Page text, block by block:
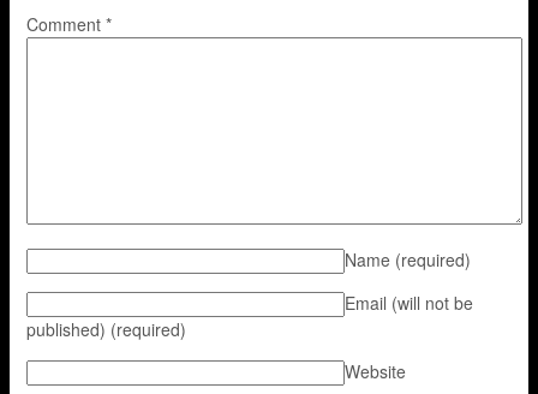
Comment *
Name (required)
Email (will not be
published) (required)
Website